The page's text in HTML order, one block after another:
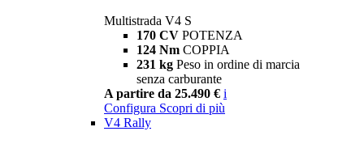
Multistrada V4 S
170 CV POTENZA
124 Nm COPPIA
231 kg Peso in ordine di marcia
senza carburante
A partire da 25.490 € i
Configura Scopri di più
V4 Rally